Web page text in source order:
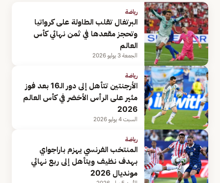
رياضة
البرتغال تقلب الطاولة على كرواتيا
وتحجز مقعدها في ثمن نهائي كأس
العالم
الجمعة 3 يوليو 2026
رياضة
الأرجنتين تتأهل إلى دور الـ16 بعد فوز
مثير على الرأس الأخضر في كأس العالم
2026
السبت 4 يوليو 2026
رياضة
المنتخب الفرنسي يهزم باراجواي
بهدف نظيف ويتأهل إلى ربع نهائي
مونديال 2026